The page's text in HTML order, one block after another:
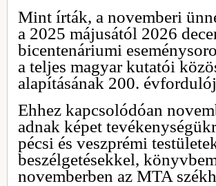
Mint írták, a novemberi
a 2025 májusától 2026
bicentenáriumi
a teljes magyar kutatói
alapításának 200.
Ehhez kapcsolódóan
adnak képet
pécsi és veszprémi
beszélgetésekkel,
novemberben az MTA